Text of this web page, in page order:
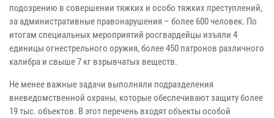
подозрению в совершении тяжких и особо тяжких преступлений,
за административные правонарушения – более 600 человек. По
итогам специальных мероприятий росгвардейцы изъяли 4
единицы огнестрельного оружия, более 450 патронов различного
калибра и свыше 7 кг взрывчатых веществ.
Не менее важные задачи выполняли подразделения
вневедомственной охраны, которые обеспечивают защиту более
19 тыс. объектов. В этот перечень входят объекты особой